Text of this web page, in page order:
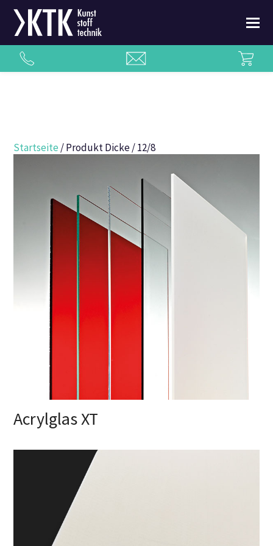
Startseite / Produkt Dicke / 12/8
Acrylglas XT